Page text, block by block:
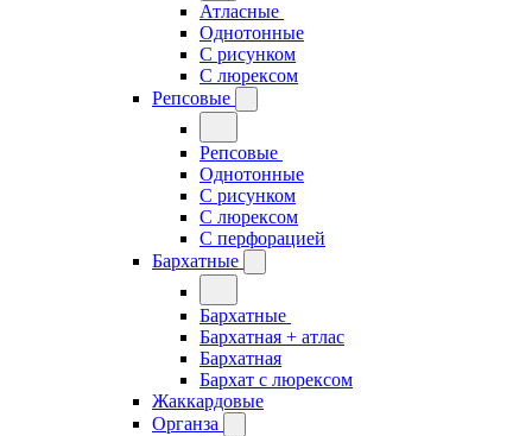
Атласные
Однотонные
С рисунком
С люрексом
Репсовые
Репсовые
Однотонные
С рисунком
С люрексом
С перфорацией
Бархатные
Бархатные
Бархатная + атлас
Бархатная
Бархат с люрексом
Жаккардовые
Органза